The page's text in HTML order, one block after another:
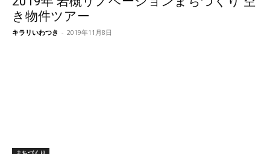
き物件ツアー
キラリいわつき - 2019年11月8日